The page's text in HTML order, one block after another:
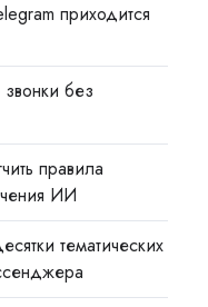
приходится
без
правила
ИИ
тематических